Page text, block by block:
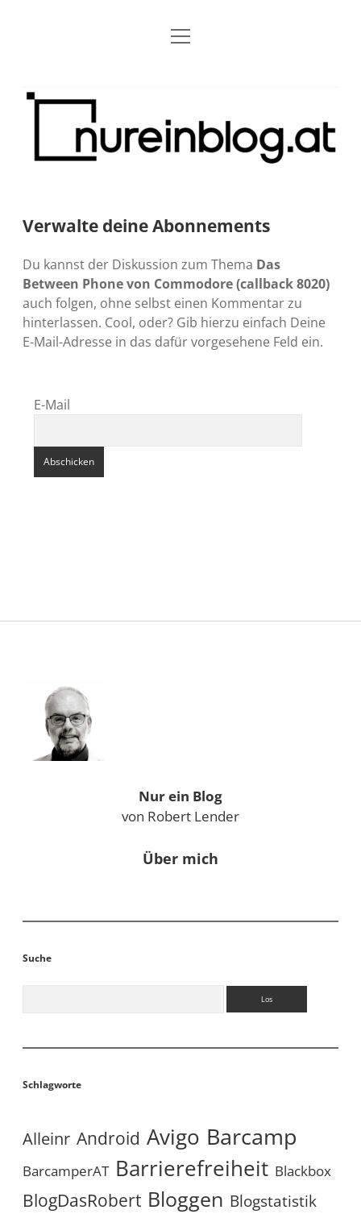
Blog
Archiv
Kontakt
Grundsätze Dropdown-
Kreativitätserklärung
Barrierefreiheit
Meine Fediverse Regeln
barcamper.at – Die österreichische Barcamp Liste
Alleinr – Der Ruheraum im Web (externer Link)
S9y InfoCamp – Der Serendpity Podcast (externer
Link)
Impressum Dropdown-
öffnen
Datenschutz
Microblog
rss email-
form
mastodon
Menü
Nur
Blog
Verwalte deine Abonnements
Du kannst der Diskussion zum Thema Das
Between Phone von Commodore (callback 8020)
auch folgen, ohne selbst einen Kommentar zu
hinterlassen. Cool, oder? Gib hierzu einfach Deine
E-Mail-Adresse in das dafür vorgesehene Feld ein.
E-Mail
Sidebar
Nur ein Blog
von Robert Lender
Über mich
Suche
Schlagworte
Alleinr Android Avigo Barcamp
BarcamperAT Barrierefreiheit Blackbox
BlogDasRobert Bloggen Blogstatistik